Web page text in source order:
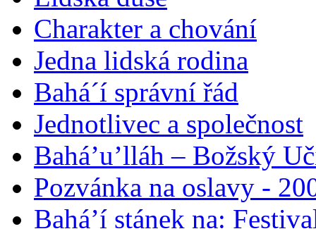
Charakter a chování
Jedna lidská rodina
Bahá´í správní řád
Jednotlivec a společnost
Bahá’u’lláh – Božský
Pozvánka na oslavy -
Bahá’í stánek na: